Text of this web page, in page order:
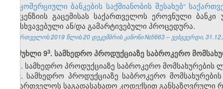
„კომერციული ბანკების საქმიანობის შესახებ“
ლიცენზიის გაცემისას საქართველოს ეროვნული
განსხვავებული ან/და გამარტივებული პროცედურა.
საქართველოს 2019 წლის 20 დეკემბრის კანონი №5663 – ვებგვერდი,
მუხლი 9​​3. სამხედრო პროდუქციაზე საბროკერო
1. სამხედრო პროდუქციაზე საბროკერო მომსახურების
2. სამხედრო პროდუქციაზე საბროკერო
საქართველოს საგადასახადო კოდექსით განსაზღვრული